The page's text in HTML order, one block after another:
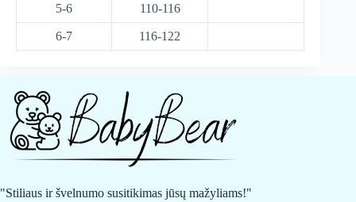
5-6 110-116
6-7 116-122
"Stiliaus ir švelnumo susitikimas jūsų mažyliams!"